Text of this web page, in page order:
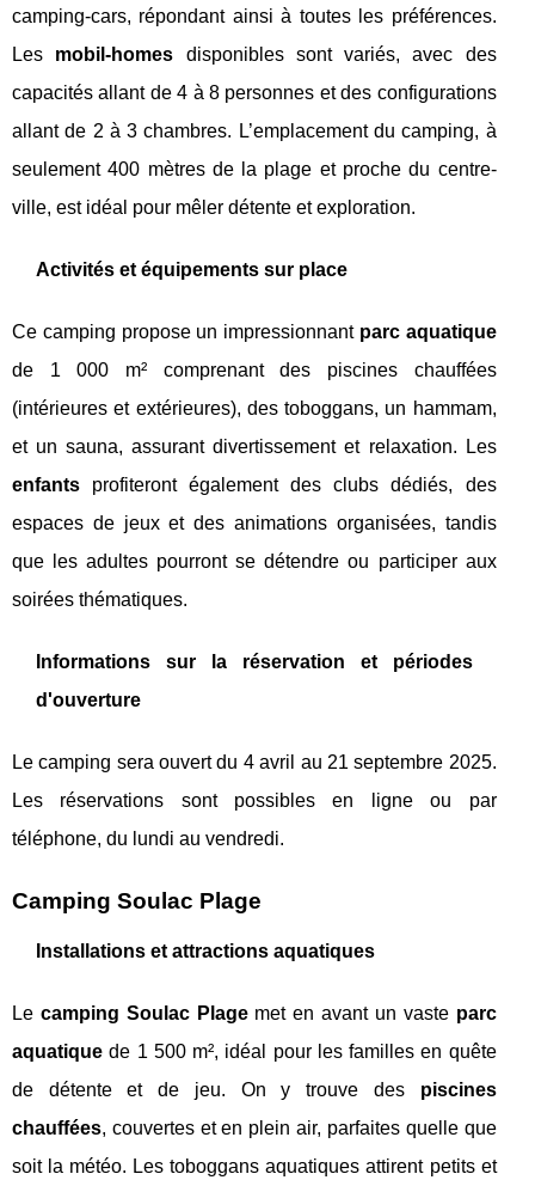
camping-cars, répondant ainsi à toutes les préférences.
Les mobil-homes disponibles sont variés, avec des
capacités allant de 4 à 8 personnes et des configurations
allant de 2 à 3 chambres. L’emplacement du camping, à
seulement 400 mètres de la plage et proche du centre-
ville, est idéal pour mêler détente et exploration.
Activités et équipements sur place
Ce camping propose un impressionnant parc aquatique
de 1 000 m² comprenant des piscines chauffées
(intérieures et extérieures), des toboggans, un hammam,
et un sauna, assurant divertissement et relaxation. Les
enfants profiteront également des clubs dédiés, des
espaces de jeux et des animations organisées, tandis
que les adultes pourront se détendre ou participer aux
soirées thématiques.
Informations sur la réservation et périodes
d'ouverture
Le camping sera ouvert du 4 avril au 21 septembre 2025.
Les réservations sont possibles en ligne ou par
téléphone, du lundi au vendredi.
Camping Soulac Plage
Installations et attractions aquatiques
Le camping Soulac Plagemet en avant un vaste parc
aquatique de 1 500 m², idéal pour les familles en quête
de détente et de jeu. On y trouve des piscines
chauffées, couvertes et en plein air, parfaites quelle que
soit la météo. Les toboggans aquatiques attirent petits et